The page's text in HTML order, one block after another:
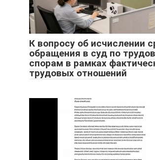
К вопросу об исчислении
обращения в суд по
спорам в рамках
трудовых отношений